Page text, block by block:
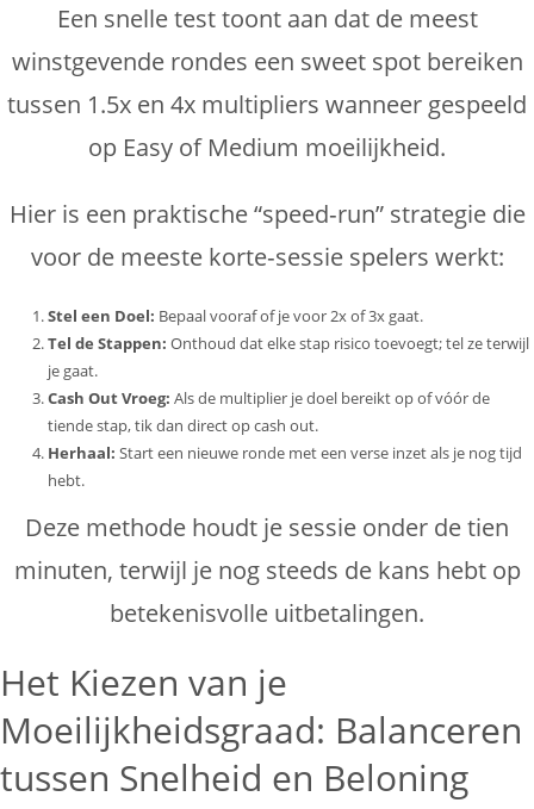
Een snelle test toont aan dat de meest
winstgevende rondes een sweet spot bereiken
tussen 1.5x en 4x multipliers wanneer gespeeld
op Easy of Medium moeilijkheid.
Hier is een praktische “speed‑run” strategie die
voor de meeste korte‑sessie spelers werkt:
Stel een Doel: Bepaal vooraf of je voor 2x of 3x gaat.
Tel de Stappen: Onthoud dat elke stap risico toevoegt; tel ze terwijl
je gaat.
Cash Out Vroeg: Als de multiplier je doel bereikt op of vóór de
tiende stap, tik dan direct op cash out.
Herhaal: Start een nieuwe ronde met een verse inzet als je nog tijd
hebt.
Deze methode houdt je sessie onder de tien
minuten, terwijl je nog steeds de kans hebt op
betekenisvolle uitbetalingen.
Het Kiezen van je
Moeilijkheidsgraad: Balanceren
tussen Snelheid en Beloning